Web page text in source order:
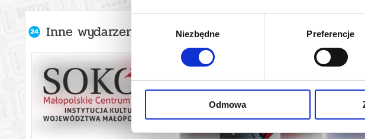
zgody
Niezbędne Preferencje
Odmowa
Inne wydarzenia organizatora